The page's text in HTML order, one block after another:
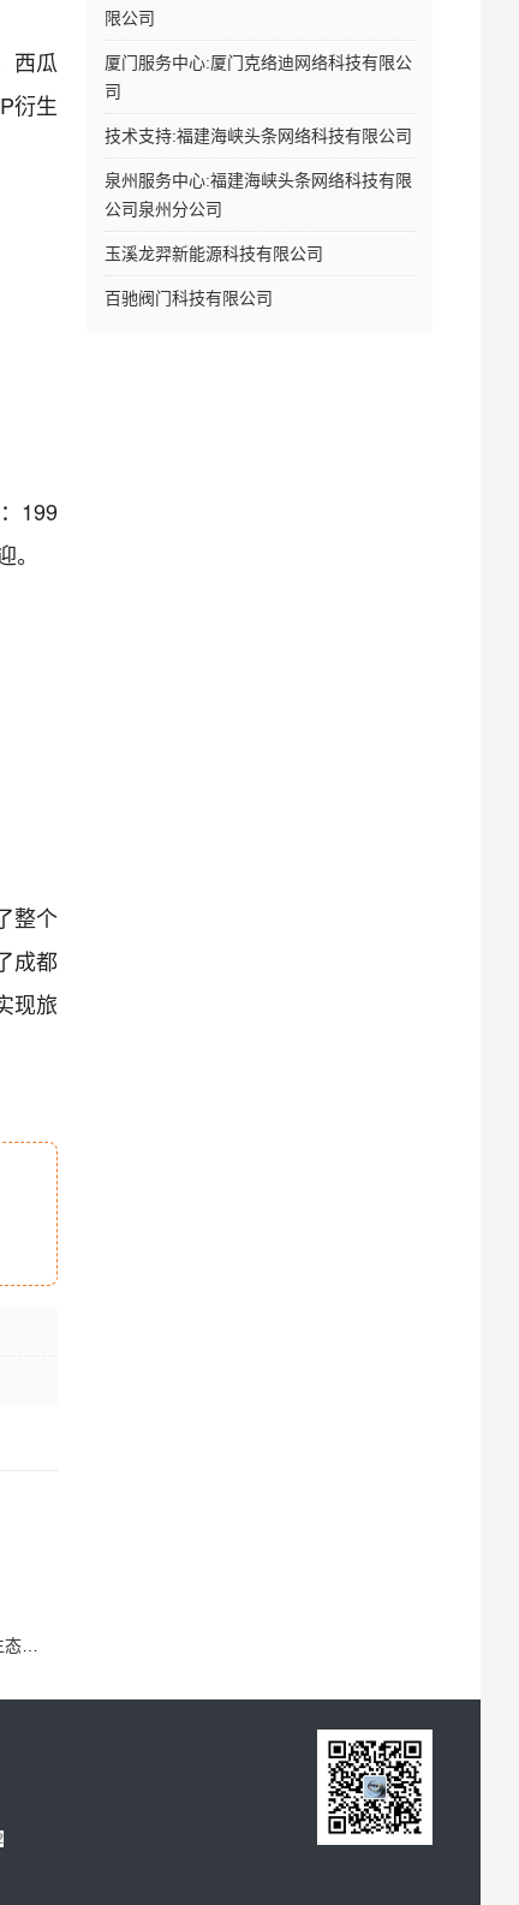
限公司
厦门服务中心:厦门克络迪网络科技有限公
司
技术支持:福建海峡头条网络科技有限公司
泉州服务中心:福建海峡头条网络科技有限
公司泉州分公司
玉溪龙羿新能源科技有限公司
百驰阀门科技有限公司
西瓜
衍生
199
整个
成都
现旅
级